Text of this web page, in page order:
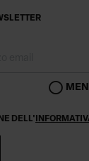
MEN
DELL'